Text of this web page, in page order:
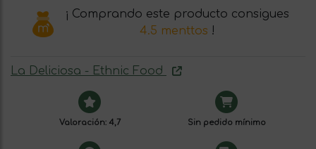
¡ Comprando este producto consigues
4.5 menttos !
La Deliciosa - Ethnic Food
Valoración: 4,7 Sin pedido mínimo